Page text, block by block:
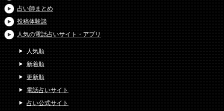
占い師まとめ
投稿体験談
人気の電話占いサイト・アプリ
人気順
新着順
更新順
電話占いサイト
占い公式サイト